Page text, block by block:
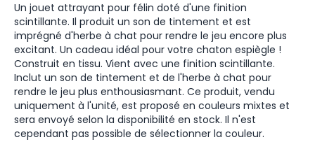
Un jouet attrayant pour félin doté d'une finition
scintillante. Il produit un son de tintement et est
imprégné d'herbe à chat pour rendre le jeu encore plus
excitant. Un cadeau idéal pour votre chaton espiègle !
Construit en tissu. Vient avec une finition scintillante.
Inclut un son de tintement et de l'herbe à chat pour
rendre le jeu plus enthousiasmant. Ce produit, vendu
uniquement à l'unité, est proposé en couleurs mixtes et
sera envoyé selon la disponibilité en stock. Il n'est
cependant pas possible de sélectionner la couleur.